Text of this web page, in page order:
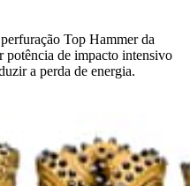
Top Hammer da
potência de impacto intensivo
a perda de energia.